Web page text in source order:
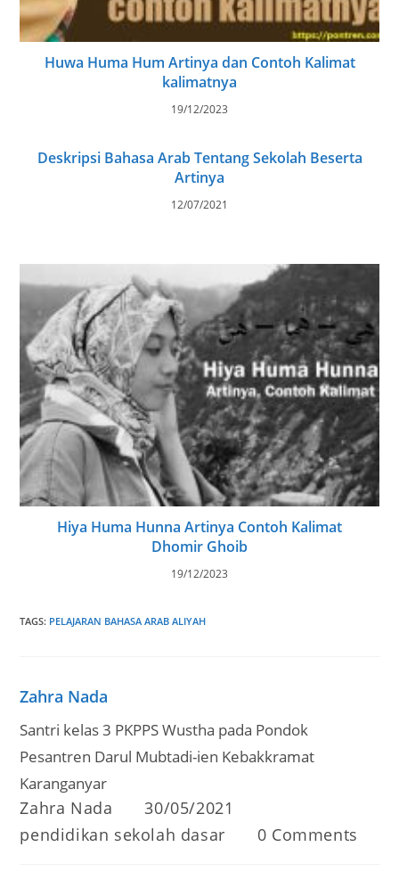
Huwa Huma Hum Artinya dan Contoh Kalimat
kalimatnya
19/12/2023
Deskripsi Bahasa Arab Tentang Sekolah Beserta
Artinya
12/07/2021
Hiya Huma Hunna Artinya Contoh Kalimat
Dhomir Ghoib
19/12/2023
TAGS: PELAJARAN BAHASA ARAB ALIYAH
Zahra Nada
Santri kelas 3 PKPPS Wustha pada Pondok
Pesantren Darul Mubtadi-ien Kebakkramat
Karanganyar
Post
Zahra Nada
Post
30/05/2021
Post
category:
pendidikan sekolah dasar
Post
0 Comments